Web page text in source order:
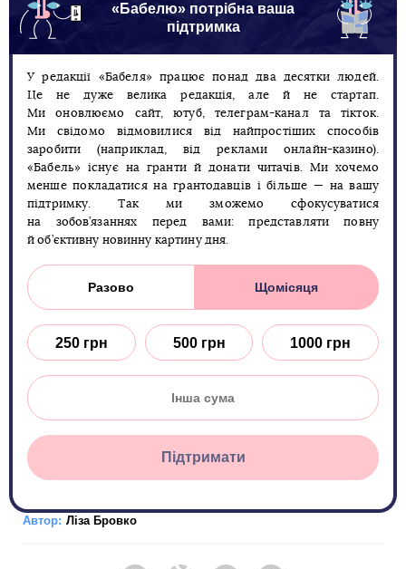
«Бабелю» потрібна ваша
підтримка
У редакції «Бабеля» працює понад два десятки людей.
Це не дуже велика редакція, але й не стартап.
Ми оновлюємо сайт, ютуб, телеграм-канал та тікток.
Ми свідомо відмовилися від найпростіших способів
заробити (наприклад, від реклами онлайн-казино).
«Бабель» існує на гранти й донати читачів. Ми хочемо
менше покладатися на грантодавців і більше — на вашу
підтримку. Так ми зможемо сфокусуватися
на зобов’язаннях перед вами: представляти повну
й об’єктивну новинну картину дня.
Разово Щомісяця
250 грн 500 грн 1000 грн
Підтримати
Автор: Ліза Бровко